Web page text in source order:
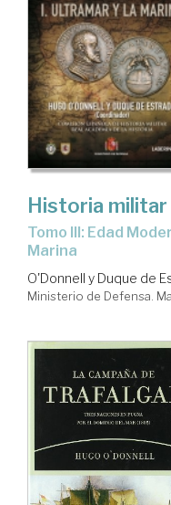
Historia militar
Tomo III: Edad Moderna.- Volumen I: Ultramar y la
Marina
O'Donnell y Duque de
Ministerio de Defensa.